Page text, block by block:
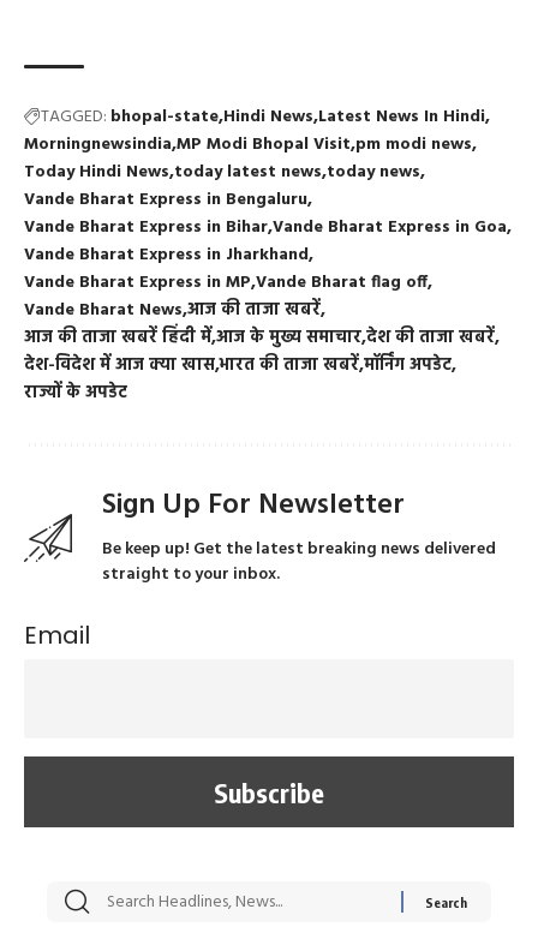
TAGGED: bhopal-state Hindi News Latest News In Hindi
Morningnewsindia MP Modi Bhopal Visit pm modi news
Today Hindi News today latest news today news
Vande Bharat Express in Bengaluru
Vande Bharat Express in BiharVande Bharat Express in Goa
Vande Bharat Express in Jharkhand
Vande Bharat Express in MP Vande Bharat flag off
Vande Bharat News आज की ताजा खबरें
आज की ताजा खबरें हिंदी मेंआज के मुख्य समाचारदेश की ताजा खबरें
देश-विदेश में आज क्या खासभारत की ताजा खबरेंमॉर्निंग अपडेट
राज्यों के अपडेट
Sign Up For Newsletter
Be keep up! Get the latest breaking news delivered
straight to your inbox.
Email
सट्टेबाजी में अरेस्ट हुए
रोज एक कच्चे लहसुन